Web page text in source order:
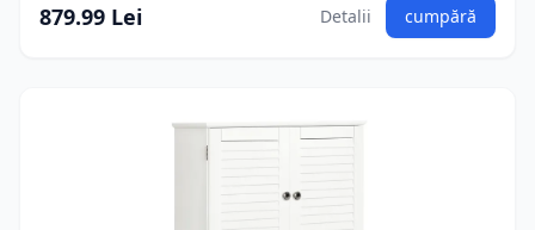
879.99 Lei Detalii cumpără